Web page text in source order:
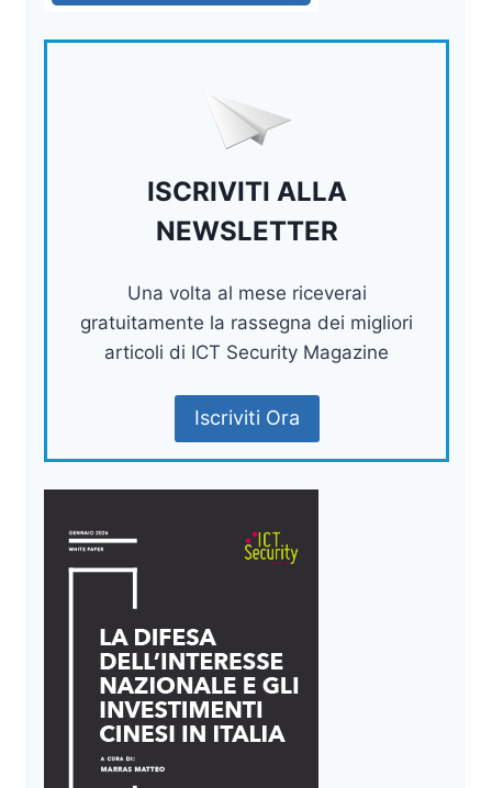
ISCRIVITI ALLA
NEWSLETTER
Una volta al mese riceverai
gratuitamente la rassegna dei migliori
articoli di ICT Security Magazine
Iscriviti Ora